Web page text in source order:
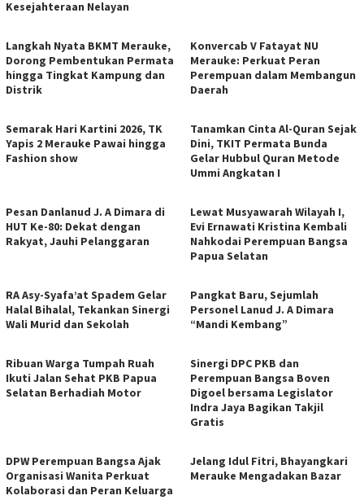
Kesejahteraan Nelayan
Langkah Nyata BKMT Merauke,
Dorong Pembentukan Permata
hingga Tingkat Kampung dan
Distrik
​Konvercab V Fatayat NU
Merauke: Perkuat Peran
Perempuan dalam Membangun
Daerah
​Semarak Hari Kartini 2026, TK
Yapis 2 Merauke Pawai hingga
Fashion show
Tanamkan Cinta Al-Quran Sejak
Dini, TKIT Permata Bunda
Gelar Hubbul Quran Metode
Ummi Angkatan I
Pesan Danlanud J. A Dimara di
HUT Ke-80: Dekat dengan
Rakyat, Jauhi Pelanggaran
Lewat Musyawarah Wilayah I,
Evi Ernawati Kristina Kembali
Nahkodai Perempuan Bangsa
Papua Selatan
RA Asy-Syafa’at Spadem Gelar
Halal Bihalal, Tekankan Sinergi
Wali Murid dan Sekolah
Pangkat Baru, Sejumlah
Personel Lanud J. A Dimara
“Mandi Kembang”
​Ribuan Warga Tumpah Ruah
Ikuti Jalan Sehat PKB Papua
Selatan Berhadiah Motor
Sinergi DPC PKB dan
Perempuan Bangsa Boven
Digoel bersama Legislator
Indra Jaya Bagikan Takjil
Gratis
DPW Perempuan Bangsa Ajak
Organisasi Wanita Perkuat
Kolaborasi dan Peran Keluarga
Jelang Idul Fitri, Bhayangkari
Merauke Mengadakan Bazar